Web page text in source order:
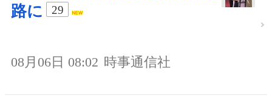
路に
29
08月06日 08:02 時事通信社